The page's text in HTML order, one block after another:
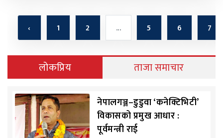
‹ 1 2 ... 5 6 7
लोकप्रिय ताजा समाचार
नेपालगञ्ज–डुडुवा ‘कनेक्टिभिटी’
विकासको प्रमुख आधार :
पूर्वमन्त्री राई